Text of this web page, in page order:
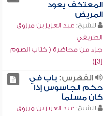
المعتكف يعود
المريض
للشيخ: عبد العزيز بن مرزوق
الطريفي
جزء من محاضرة ( كتاب الصوم
[3])
الفهرس: باب في
حكم الجاسوس إذا
كان مسلماً
للشيخ: عبد العزيز بن مرزوق